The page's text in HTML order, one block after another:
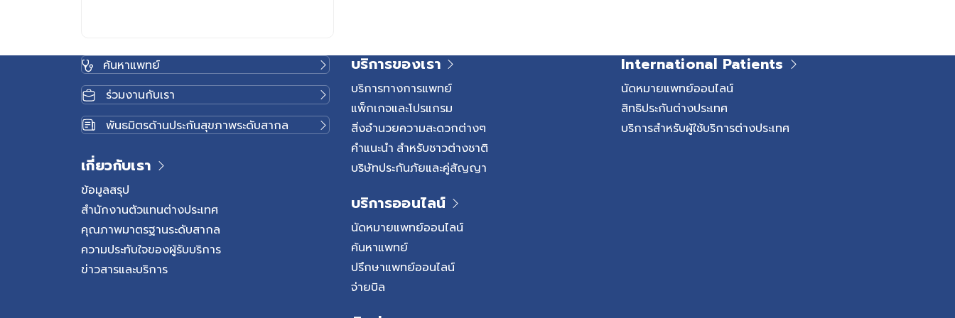
ค้นหาแพทย์
ร่วมงานกับเรา
พันธมิตรด้านประกันสุขภาพระดับสากล
เกี่ยวกับเรา
ข้อมูลสรุป
สำนักงานตัวแทนต่างประเทศ
คุณภาพมาตรฐานระดับสากล
ความประทับใจของผู้รับบริการ
ข่าวสารและบริการ
บริการของเรา
บริการทางการแพทย์
แพ็กเกจและโปรแกรม
สิ่งอำนวยความสะดวกต่างๆ
คำแนะนำ สำหรับชาวต่างชาติ
บริษัทประกันภัยและคู่สัญญา
บริการออนไลน์
นัดหมายแพทย์ออนไลน์
ค้นหาแพทย์
ปรึกษาแพทย์ออนไลน์
จ่ายบิล
International Patients
นัดหมายแพทย์ออนไลน์
สิทธิประกันต่างประเทศ
บริการสำหรับผู้ใช้บริการต่างประเทศ